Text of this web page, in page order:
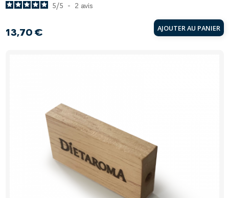
Prix
13,70 € AJOUTER AU PANIER
5/5 - 2 avis